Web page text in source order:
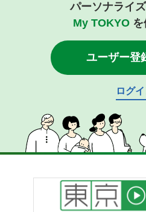
パーソナライ
My TOKYOを
ユーザー登
ログ